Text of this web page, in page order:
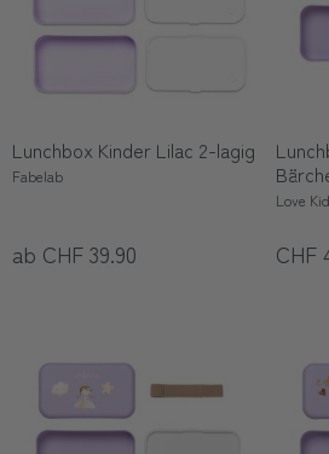
Lunchbox Kinder Lilac 2-lagig
Fabelab
ab CHF 39.90
Love
CHF